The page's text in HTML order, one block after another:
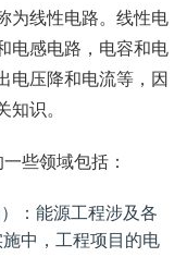
为线性电路。线性电
电感电路，电容和电
电压降和电流等，因
知识。
些领域包括：
：能源工程涉及各
中，工程项目的电